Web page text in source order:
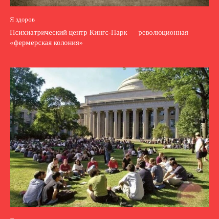
Я здоров
Психиатрический центр Кингс-Парк — революционная
«фермерская колония»